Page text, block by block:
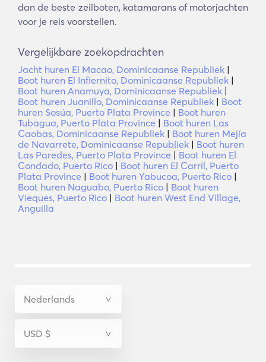
dan de beste zeilboten, katamarans of motorjachten
voor je reis voorstellen.
Vergelijkbare zoekopdrachten
Jacht huren El Macao, Dominicaanse Republiek |
Boot huren El Infiernito, Dominicaanse Republiek |
Boot huren Anamuya, Dominicaanse Republiek |
Boot huren Juanillo, Dominicaanse Republiek | Boot
huren Sosúa, Puerto Plata Province | Boot huren
Tubagua, Puerto Plata Province | Boot huren Las
Caobas, Dominicaanse Republiek | Boot huren Mejía
de Navarrete, Dominicaanse Republiek | Boot huren
Las Paredes, Puerto Plata Province | Boot huren El
Condado, Puerto Rico | Boot huren El Carril, Puerto
Plata Province | Boot huren Yabucoa, Puerto Rico |
Boot huren Naguabo, Puerto Rico | Boot huren
Vieques, Puerto Rico | Boot huren West End Village,
Anguilla